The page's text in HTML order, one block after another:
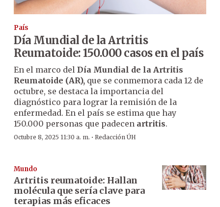
País
Día Mundial de la Artritis
Reumatoide: 150.000 casos en el país
En el marco del Día Mundial de la Artritis
Reumatoide (AR), que se conmemora cada 12 de
octubre, se destaca la importancia del
diagnóstico para lograr la remisión de la
enfermedad. En el país se estima que hay
150.000 personas que padecen artritis.
Octubre 8, 2025 11:30 a. m. · Redacción ÚH
Mundo
Artritis reumatoide: Hallan
molécula que sería clave para
terapias más eficaces